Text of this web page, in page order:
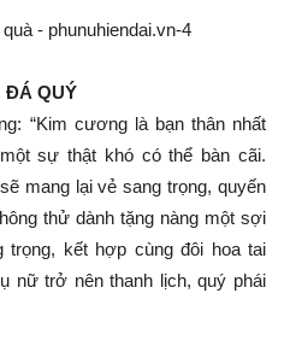
ĐÁ QUÝ
“Kim cương là bạn thân nhất
sự thật khó có thể bàn cãi.
mang lại vẻ sang trọng, quyến
thử dành tặng nàng một sợi
trọng, kết hợp cùng đôi hoa tai
nữ trở nên thanh lịch, quý phái